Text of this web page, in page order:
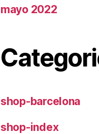
mayo 2022
shop-barcelona
shop-index